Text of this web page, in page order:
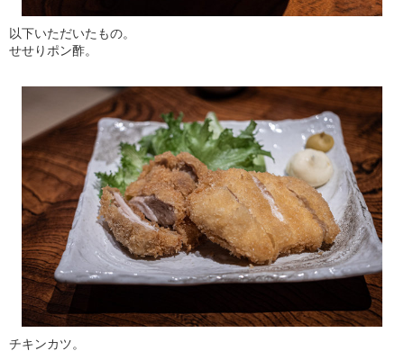
以下いただいたもの。
せせりポン酢。
チキンカツ。